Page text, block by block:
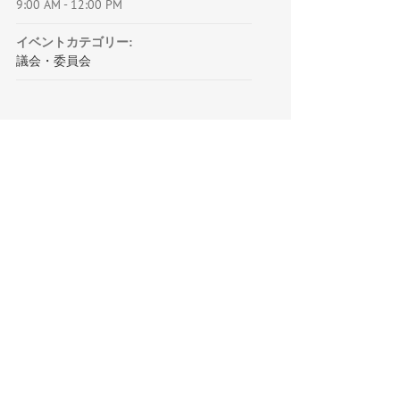
9:00 AM - 12:00 PM
イベントカテゴリー:
議会・委員会